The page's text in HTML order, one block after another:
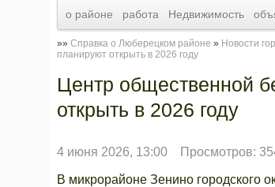
о районе работа Недвижимость
Справка о Люберецком районе Новости
планируют открыть в 2026 году
Центр общественной
открыть в 2026 году
4 июня 2026, 13:00 Просмотров:
В микрорайоне Зенино городского